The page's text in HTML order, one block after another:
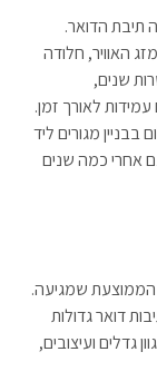
תיבת הדואר.
האוויר, חלודה
שנים,
לאורך זמן.
מגורים ליד
אחרי כמה שנים
הממוצעת שמגיעה.
דואר גדולות
גדלים ועיצובים,